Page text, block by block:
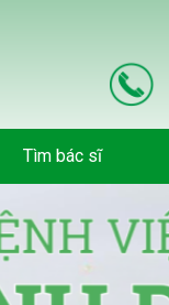
Tìm bác sĩ